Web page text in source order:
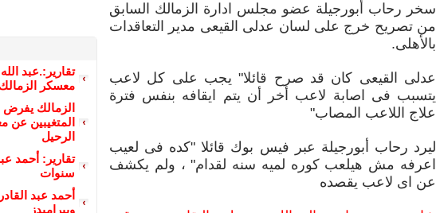
تقارير:.عبد
معسكر
الزمالك
المتغيبين
الرحيل
تقارير: أحمد
سنوات
أحمد عبد
وبيراميدز
سخر رحاب أبورجيلة عضو مجلس ادارة الزمالك السابق
من تصريح خرج على لسان عدلى القيعى مدير التعاقدات
بالأهلى.
عدلى القيعى كان قد صرح قائلا" يجب على كل لاعب
يتسبب فى اصابة لاعب أخر أن يتم ايقافه بنفس فترة
علاج اللاعب المصاب"
ليرد رحاب أبورجيلة عبر فيس بوك قائلا "كده فى لعيب
اعرفه مش هيلعب كوره لميه سنه لقدام" ، ولم يكشف
عن اى لاعب يقصده